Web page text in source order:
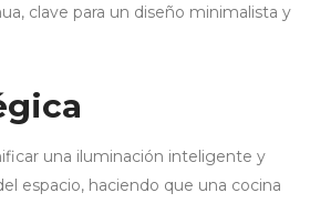
clave para un diseño minimalista y
una iluminación inteligente y
espacio, haciendo que una cocina